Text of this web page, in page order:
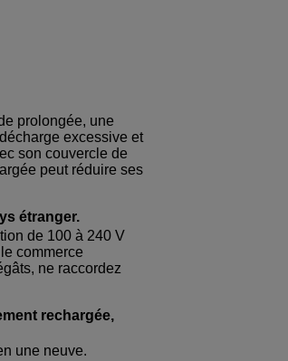
prolongée, une
excessive et
son couvercle de
peut réduire ses
étranger.
de 100 à 240 V
commerce
ne raccordez
rechargée,
une neuve.